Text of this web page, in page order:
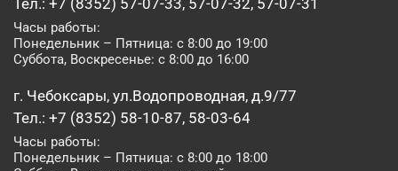
Тел.: +7 (8352) 57-07-33, 57-07-32, 57-07-31
Часы работы:
Понедельник – Пятница: с 8:00 до 19:00
Суббота, Воскресенье: с 8:00 до 16:00
г. Чебоксары, ул.Водопроводная, д.9/77
Тел.: +7 (8352) 58-10-87, 58-03-64
Часы работы:
Понедельник – Пятница: с 8:00 до 18:00